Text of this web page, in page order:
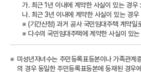
가. 최근 1년 이내에 계약한 사실이 있는 경우
나. 최근 3년 이내에 계약한 사실이 있는 경
※ (기간산정) 과거 공사 국민임대주택 계약일
※ 다수의 국민임대주택에 계약한 사실이 있는
미성년자녀수는 주민등록표등본이나 가족관계
의 경우 동일한 주민등록표등본에 등재된 경우